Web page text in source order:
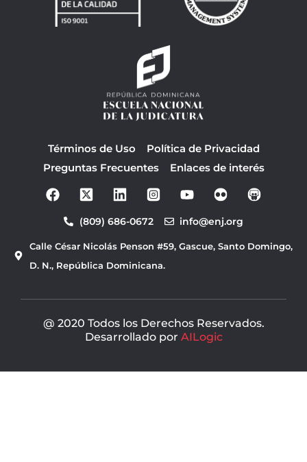
Términos de Uso
Política de Privacidad
Preguntas Frecuentes
Enlaces de interés
F
a
b
o
o
o
t
b
(809) 686-0672 info@enj.org
Calle César Nicolás Penson #59, Gascue, Santo Domingo,
D. N., República Dominicana.
@ 2020 Todos los Derechos Reservados.
Desarrollado por AILogic